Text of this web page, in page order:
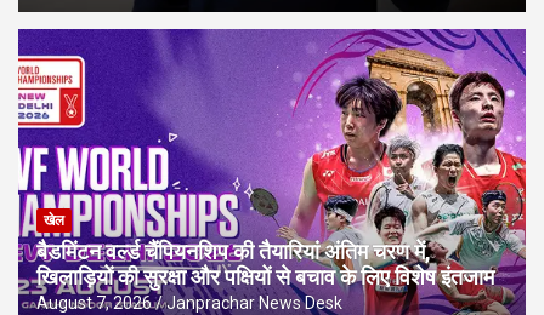
खेल
बैडमिंटन वर्ल्ड चैंपियनशिप की तैयारियां अंतिम चरण में,
खिलाड़ियों की सुरक्षा और पक्षियों से बचाव के लिए विशेष इंतजाम
August 7, 2026 Janprachar News Desk